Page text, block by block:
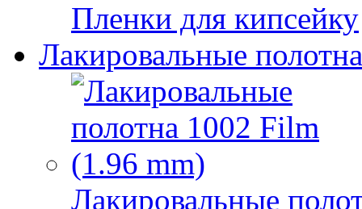
Пленки для кипсейку
Лакировальные полотна
Лакировальные